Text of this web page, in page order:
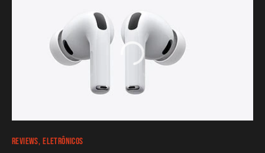
REVIEWS ELETRÔNICOS